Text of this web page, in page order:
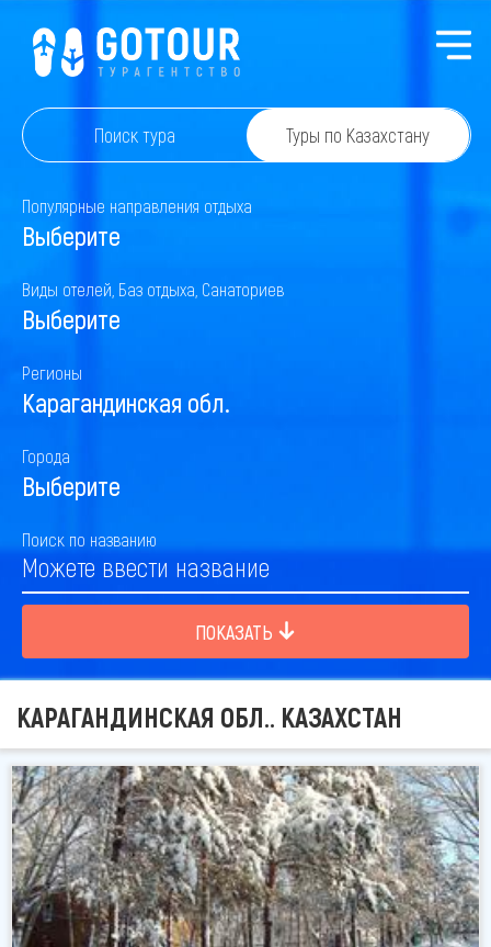
Поиск тура Туры по Казахстану
Популярные направления отдыха
Выберите
Виды отелей, Баз отдыха, Санаториев
Выберите
Регионы
Карагандинская обл.
Города
Выберите
Поиск по названию
ПОКАЗАТЬ
КАРАГАНДИНСКАЯ ОБЛ.. КАЗАХСТАН